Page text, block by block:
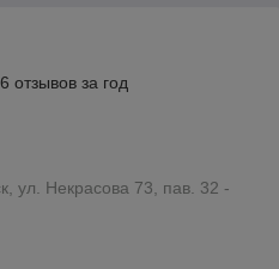
отзывов за год
ул. Некрасова 73, пав. 32 -